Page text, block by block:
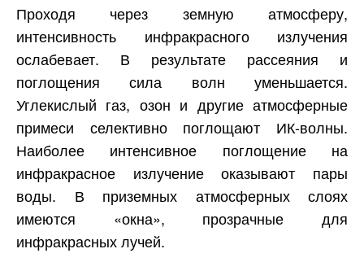
Проходя через земную атмосферу,
интенсивность инфракрасного излучения
ослабевает. В результате рассеяния и
поглощения сила волн уменьшается.
Углекислый газ, озон и другие атмосферные
примеси селективно поглощают ИК-волны.
Наиболее интенсивное поглощение на
инфракрасное излучение оказывают пары
воды. В приземных атмосферных слоях
имеются «окна», прозрачные для
инфракрасных лучей.